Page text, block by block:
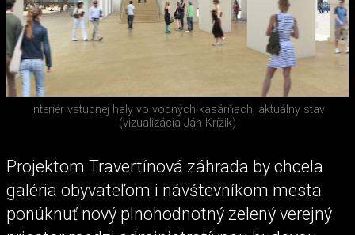
Interiér vstupnej haly vo vodných kasárňach, aktuálny stav
(vizualizácia Ján Krížik)
Projektom Travertínová záhrada by chcela
galéria obyvateľom i návštevníkom mesta
ponúknuť nový plnohodnotný zelený verejný